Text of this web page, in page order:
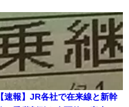
【速報】JR各社で在来線と新幹